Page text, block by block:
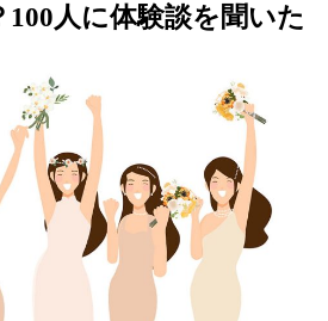
人に体験談を聞いた